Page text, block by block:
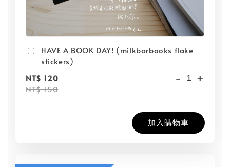
HAVE A BOOK DAY! (milkbarbooks flake
stickers)
NT$ 120
NT$ 150
- +
加入購物車